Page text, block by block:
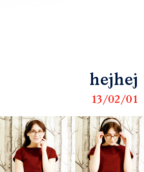
hejhej
13/02/01